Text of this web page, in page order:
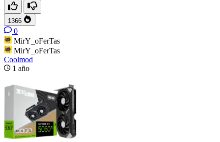
1366
0
MirY_oFerTas
MirY_oFerTas
Coolmod
1 año